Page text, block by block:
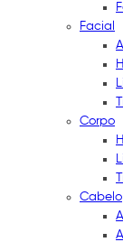
Facial
Corpo
Cabelo